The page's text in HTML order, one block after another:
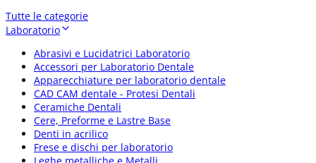
Tutte le categorie
Laboratorio
Abrasivi e Lucidatrici Laboratorio
Accessori per Laboratorio Dentale
Apparecchiature per laboratorio dentale
CAD CAM dentale - Protesi Dentali
Ceramiche Dentali
Cere, Preforme e Lastre Base
Denti in acrilico
Frese e dischi per laboratorio
Leghe metalliche e Metalli